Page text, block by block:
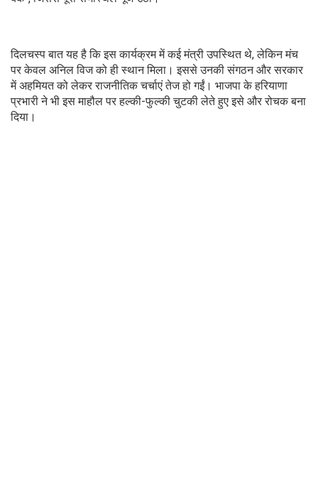
दिलचस्प बात यह है कि इस कार्यक्रम में कई मंत्री उपस्थित थे, लेकिन मंच
पर केवल अनिल विज को ही स्थान मिला। इससे उनकी संगठन और सरकार
में अहमियत को लेकर राजनीतिक चर्चाएं तेज हो गईं। भाजपा के हरियाणा
प्रभारी ने भी इस माहौल पर हल्की-फुल्की चुटकी लेते हुए इसे और रोचक बना
दिया।